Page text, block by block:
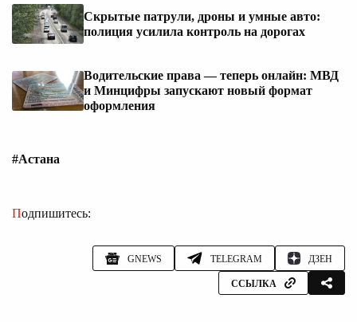
Скрытые патрули, дроны и умные авто:
полиция усилила контроль на дорогах
Водительские права — теперь онлайн: МВД
и Минцифры запускают новый формат
оформления
#Астана
Подпишитесь:
GNEWS TELEGRAM ДЗЕН
ССЫЛКА